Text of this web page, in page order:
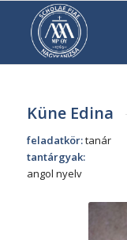
Küne Edina
feladatkör:tanár
tantárgyak:
angol nyelv